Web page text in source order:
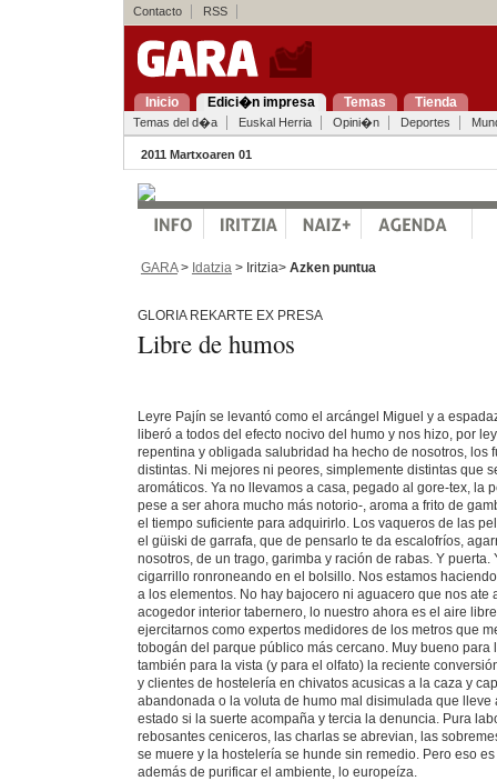
Contacto RSS
Inicio Edici�n impresa Temas Tienda
Temas del d�a Euskal Herria Opini�n Deportes
2011 Martxoaren 01
GARA> Idatzia > Iritzia> Azken puntua
GLORIA REKARTE EX PRESA
Libre de humos
Leyre Pajín se levantó como el arcángel Miguel y a
liberó a todos del efecto nocivo del humo y nos hizo, por
repentina y obligada salubridad ha hecho de nosotros, los
distintas. Ni mejores ni peores, simplemente distintas que
aromáticos. Ya no llevamos a casa, pegado al gore-tex, la
pese a ser ahora mucho más notorio-, aroma a frito de
el tiempo suficiente para adquirirlo. Los vaqueros de las
el güiski de garrafa, que de pensarlo te da escalofríos,
nosotros, de un trago, garimba y ración de rabas. Y puerta.
cigarrillo ronroneando en el bolsillo. Nos estamos
a los elementos. No hay bajocero ni aguacero que nos ate
acogedor interior tabernero, lo nuestro ahora es el aire
ejercitarnos como expertos medidores de los metros que
tobogán del parque público más cercano. Muy bueno para
también para la vista (y para el olfato) la reciente
y clientes de hostelería en chivatos acusicas a la caza y
abandonada o la voluta de humo mal disimulada que lleve
estado si la suerte acompaña y tercia la denuncia. Pura
rebosantes ceniceros, las charlas se abrevian, las
se muere y la hostelería se hunde sin remedio. Pero eso
además de purificar el ambiente, lo europeíza.